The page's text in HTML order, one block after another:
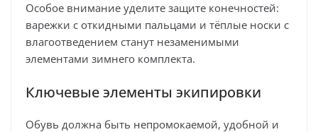
Особое внимание уделите защите конечностей:
варежки с откидными пальцами и тёплые носки с
влагоотведением станут незаменимыми
элементами зимнего комплекта.
Ключевые элементы экипировки
Обувь должна быть непромокаемой, удобной и